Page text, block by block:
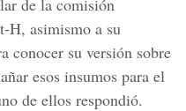
de la comisión
H, asimismo a su
conocer su versión sobre
esos insumos para el
de ellos respondió.